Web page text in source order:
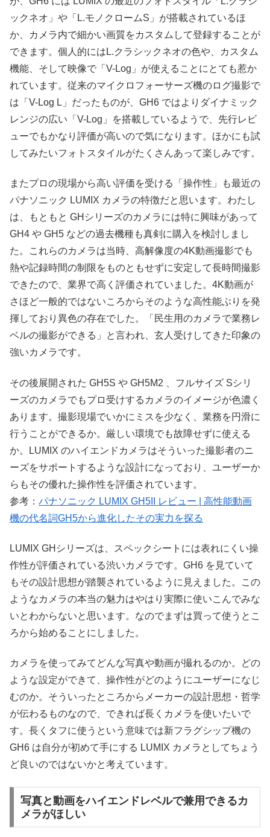
ックネオ」や「L.モノクロームS」が搭載されているほ
か、カメラ内で細かい画質をカスタムして登録することが
できます。個人的にはL.クラシックネオの色や、カスタム
機能、そして映像で「V-Log」が使えることにとても惹か
れています。従来のマイクロフォーサーズ機のログ撮影で
は「V-Log L」だったものが、GH6 ではよりダイナミック
レンジの広い「V-Log」を搭載しているようで、先行レビ
ューでもかなり評価が高いので気になります。ほかにも試
してみたいフォトスタイルがたくさんあって楽しみです。
またプロの現場から高い評価を受ける「操作性」も最近の
パナソニック LUMIX カメラの特徴だと思います。わたし
は、もともと GHシリーズのカメラには特に興味があって
GH4 や GH5 などの過去機種も真剣に購入を検討しまし
た。これらのカメラは当時、高解像度の4K動画撮影でも
熱や記録時間の制限をものともせずに安定して長時間撮影
できたので、業界で高く評価されていました。4K動画が
さほど一般的ではないころからそのような高性能ぶりを発
揮しており異色の存在でした。「民生用のカメラで業務レ
ベルの撮影ができる」と言われ、玄人受けしてきた印象の
強いカメラです。
その後展開された GH5S や GH5M2 、フルサイズ Sシリ
ーズのカメラでもプロ受けするカメラのイメージが色濃く
あります。撮影現場でいかにミスを少なく、業務を円滑に
行うことができるか。厳しい環境でも故障せずに使える
か。LUMIX のハイエンドカメラはそういった撮影者のニ
ーズをサポートするような設計になっており、ユーザーか
らもその優れた操作性を評価されています。
参考： パナソニック LUMIX GH5II レビュー | 高性能動画
機の代名詞GH5から進化したその実力を探る
LUMIX GHシリーズは、スペックシートには表れにくい操
作性が評価されている渋いカメラです。GH6 を見ていて
もその設計思想が踏襲されているように見えました。この
ようなカメラの本当の魅力はやはり実際に使いこんでみな
いとわからないと思います。なのでまずは買って使うとこ
ろから始めることにしました。
カメラを使ってみてどんな写真や動画が撮れるのか。どの
ような設定ができて、操作性がどのようにユーザーになじ
むのか。そういったところからメーカーの設計思想・哲学
が伝わるものなので、できれば長くカメラを使いたいで
す。長くタフに使うという意味では新フラグシップ機の
GH6 は自分が初めて手にする LUMIX カメラとしてちょう
ど良いのではないかと考えています。
写真と動画をハイエンドレベルで兼用できるカ
メラがほしい